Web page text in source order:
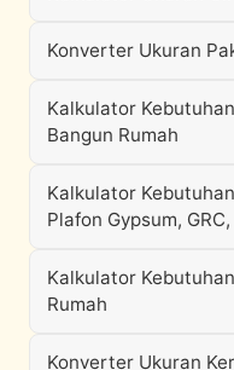
Konverter Ukuran
Kalkulator
Bangun Rumah
Kalkulator
Plafon Gypsum,
Kalkulator
Rumah
Konverter Ukuran